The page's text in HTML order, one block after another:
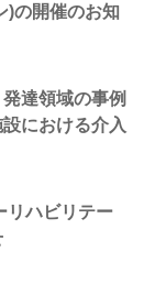
)の開催のお知
達領域の事例
における介入
リハビリテー